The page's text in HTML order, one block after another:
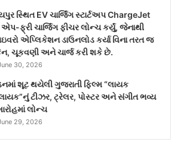
સ્થિત EV ચાર્જિંગ સ્ટાર્ટઅપ ChargeJet
ફ્રી ચાર્જિંગ ફીચર લોન્ચ કર્યું, જેનાથી
એપ્લિકેશન ડાઉનલોડ કર્યા વિના તરત જ
ચૂકવણી અને ચાર્જ કરી શકે છે.
30, 2026
શૂટ થયેલી ગુજરાતી ફિલ્મ “લાયક
ટીઝર, ટ્રેલર, પોસ્ટર અને સંગીત ભવ્ય
લોન્ચ
29, 2026